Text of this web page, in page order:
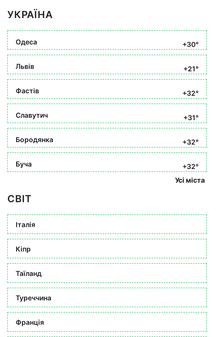
УКРАЇНА
Одеса +30°
Львів +21°
Фастів +32°
Славутич +31°
Бородянка +32°
Буча
+32°
Усі міста
СВІТ
Італія
Кіпр
Таїланд
Туреччина
Франція